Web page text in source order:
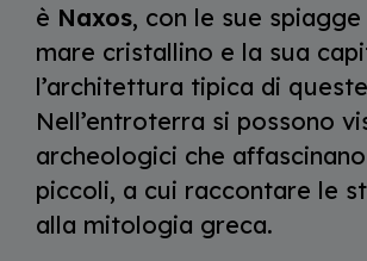
è Naxos, con le sue spiagge
mare cristallino e la sua
l’architettura tipica di
Nell’entroterra si possono
archeologici che
piccoli, a cui raccontare le
alla mitologia greca.